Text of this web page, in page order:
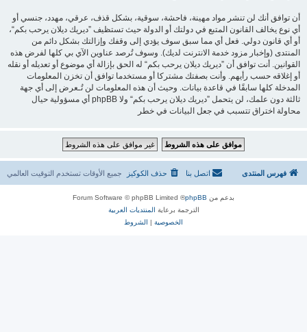
أن توافق أنك لن تنشر مواد مهينة، فاحشة، سوقية، بشكل قذف، عرقي، مهدد، جنسي أو
أي نوع يخالف القانون المتبع في دولتك أو الدولة حيث تستظيف ”ديريك ديلان يرحب بكم“،
أو أي قانون دولي. فعل أي مما سبق سوف يؤدي إلى وقفك وإزالتك بشكل دائم من
المنتدى (وإخبار مزود خدمة الانترنت لديك). وسوف تُرصد عناوين الآي بي كلها لفرض هذه
القوانين. أنت توافق أن ”ديريك ديلان يرحب بكم“ له الحق بإزالة أي موضوع أو تعديله أو نقله
أو إغلاقه حسب رأيهم. وأنت بصفتك مشتركا أو مستخدما توافق أن تخزن المعلومات
المدخلة كلها سابقًا في قاعدة بيانات. وحيث أن هذه المعلومات لن تُـعرض إلى أي جهة
ثالثة دون علمك، لن يتحمل ”ديريك ديلان يرحب بكم“ ولا phpBB أي مسؤولية حيال
محاولة اختراق تتسبب في جعل البيانات في خطر
فهرس المنتدى جميع الأوقات تستخدم التوقيت العالمي حذف الكوكيز اتصل بنا
بدعم من phpBB
® Forum Software © phpBB Limited
الترجمة برعاية المنتديات العربية
الخصوصية | الشروط